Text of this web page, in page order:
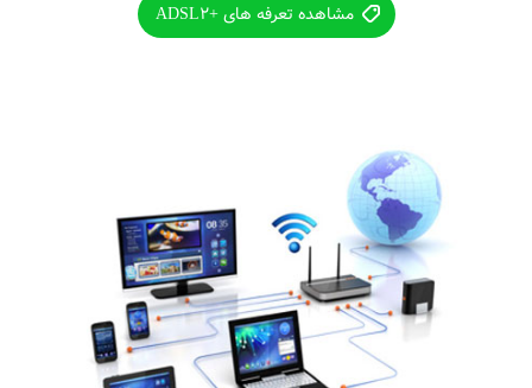
مشاهده تعرفه های +ADSL۲